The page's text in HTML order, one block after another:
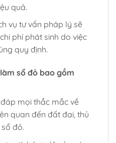
quả.
vụ tư vấn pháp lý sẽ
phí phát sinh do việc
quy định.
sổ đỏ bao gồm
mọi thắc mắc về
quan đến đất đai, thủ
đỏ.